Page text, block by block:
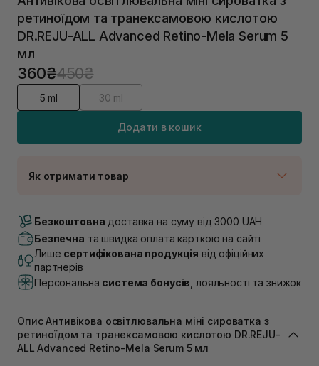
ретиноїдом та транексамовою кислотою
DR.REJU-ALL Advanced Retino-Mela Serum 5
мл
360₴450₴
5 ml 30 ml
Додати в кошик
Як отримати товар
Немає в наявності!
В наявності
Самовивіз м. Львів, вул. Академіка Підстригача, 1В
(Duck’s Lake)
Немає в наявності!
Немає в наявності!
Самовивіз м. Львів, вул. Степана Бандери 45
В наявності
Безкоштовна доставка на суму від 3000 UAH
Безпечна та швидка оплата карткою на сайті
Лише сертифікована продукція від офіційних
партнерів
Персональна система бонусів , лояльності та знижок
Опис Антивікова освітлювальна міні сироватка з
ретиноїдом та транексамовою кислотою DR.REJU-
ALL Advanced Retino-Mela Serum 5 мл